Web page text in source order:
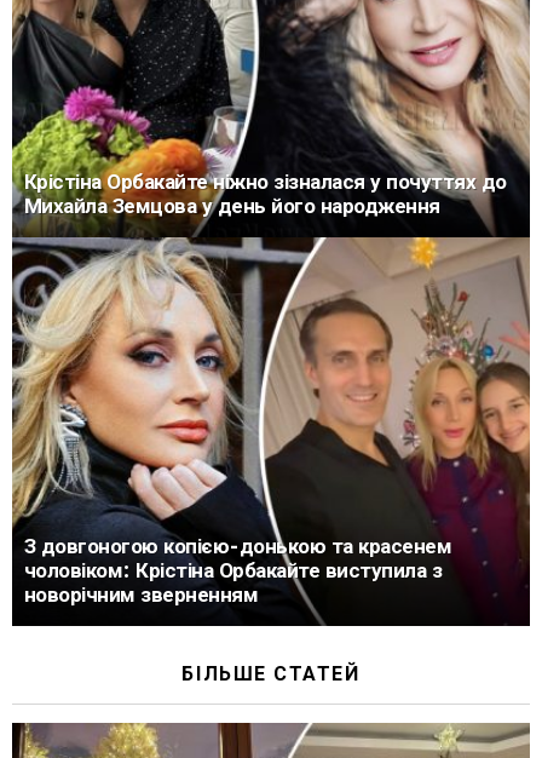
Крістіна Орбакайте ніжно зізналася у почуттях до
Михайла Земцова у день його народження
З довгоногою копією-донькою та красенем
чоловіком: Крістіна Орбакайте виступила з
новорічним зверненням
БІЛЬШЕ СТАТЕЙ